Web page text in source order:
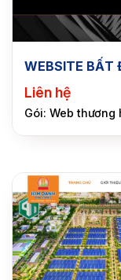
WEBSITE BẤT
Liên hệ
Gói: Web thương